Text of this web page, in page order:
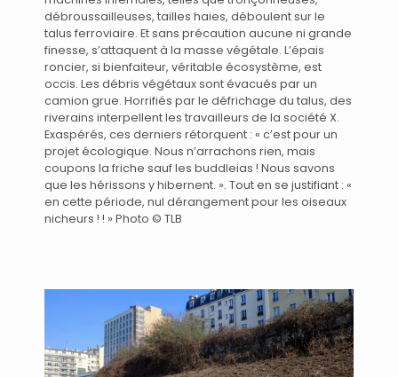
débroussailleuses, tailles haies, déboulent sur le
talus ferroviaire. Et sans précaution aucune ni grande
finesse, s’attaquent à la masse végétale. L’épais
roncier, si bienfaiteur, véritable écosystème, est
occis. Les débris végétaux sont évacués par un
camion grue. Horrifiés par le défrichage du talus, des
riverains interpellent les travailleurs de la société X.
Exaspérés, ces derniers rétorquent : « c’est pour un
projet écologique. Nous n’arrachons rien, mais
coupons la friche sauf les buddleias ! Nous savons
que les hérissons y hibernent. ». Tout en se justifiant : «
en cette période, nul dérangement pour les oiseaux
nicheurs ! ! » Photo © TLB